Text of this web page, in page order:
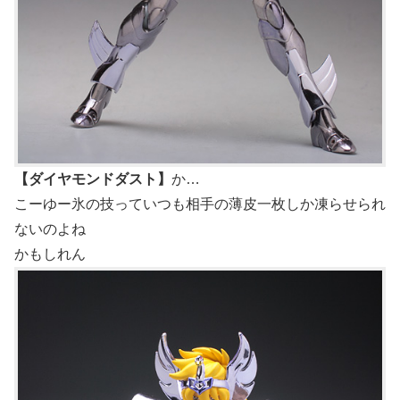
【ダイヤモンドダスト】 か…
こーゆー氷の技っていつも相手の薄皮一枚しか凍らせられ
ないのよね
かもしれん